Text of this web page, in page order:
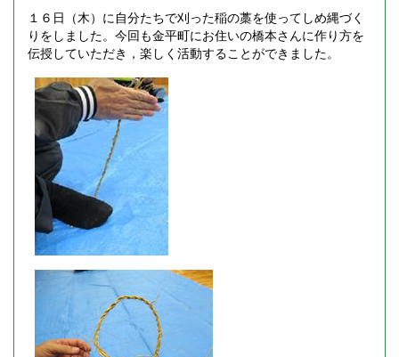
１６日（木）に自分たちで刈った稲の藁を使ってしめ縄づく
りをしました。今回も金平町にお住いの橋本さんに作り方を
伝授していただき，楽しく活動することができました。